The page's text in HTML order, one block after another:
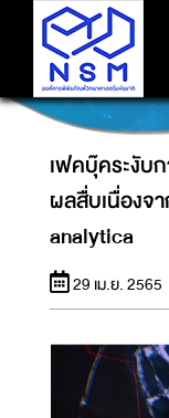
เฟคบุ๊คระงับ
ผลสื่บเนื่องจา
เฟคบุ๊คระงับ
ผลสื่บเนื่องจ
analytica
29 เม.ย. 2565